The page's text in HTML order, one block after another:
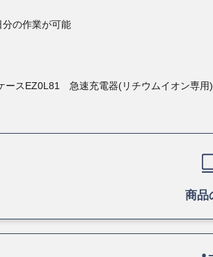
分の作業が可能
ースEZ0L81 急速充電器(リチウムイオン専
商品